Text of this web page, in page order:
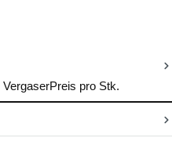
pro Stk.